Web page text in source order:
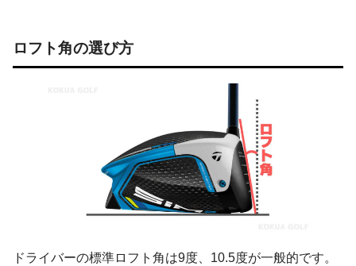
ロフト角の選び方
ドライバーの標準ロフト角は9度、10.5度が一般的です。